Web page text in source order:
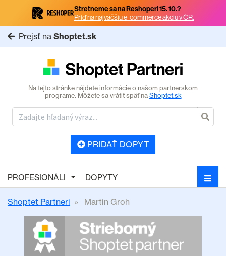
Stretneme sa na Reshoperi 15. 10.?
Príď na najväčšiu e-commerce akciu v ČR.
Prejsť na Shoptet.sk
Na tejto stránke nájdete informácie o našom partnerskom
programe. Môžete sa vrátiť späť naShoptet.sk
PRIDAŤ DOPYT
PROFESIONÁLI DOPYTY
Shoptet Partneri Martin Groh